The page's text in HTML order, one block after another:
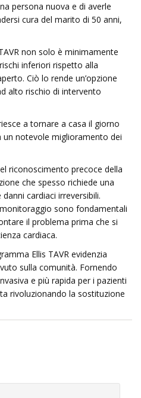
persona nuova e di averle
cura del marito di 50 anni,
non solo è minimamente
inferiori rispetto alla
Ciò lo rende un’opzione
alto rischio di intervento
a tornare a casa il giorno
un notevole miglioramento dei
riconoscimento precoce della
che spesso richiede una
cardiaci irreversibili.
sono fondamentali
il problema prima che si
cardiaca.
Ellis TAVR evidenzia
sulla comunità. Fornendo
e più rapida per i pazienti
rivoluzionando la sostituzione